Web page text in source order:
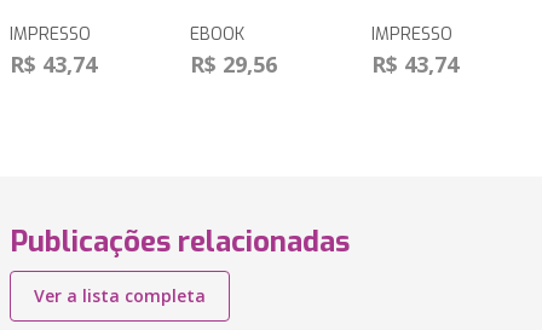
IMPRESSO
R$ 43,74
EBOOK
R$ 29,56
IMPRESSO
R$ 43,74
Publicações relacionadas
Ver a lista completa